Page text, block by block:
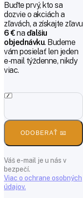
Buďte prvý, kto sa
dozvie o akciách a
zľavách, a získajte zľavu
6 €na ďalšiu
objednávku. Budeme
vám posielať len jeden
e-mail týždenne, nikdy
viac.
ODOBERAŤ 📧
Váš e-mail je u nás v
bezpečí.
Viac o ochrane osobných
údajov.